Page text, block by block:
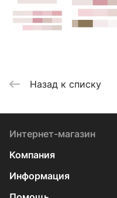
Назад к списку
Интернет-магазин
Компания
Информация